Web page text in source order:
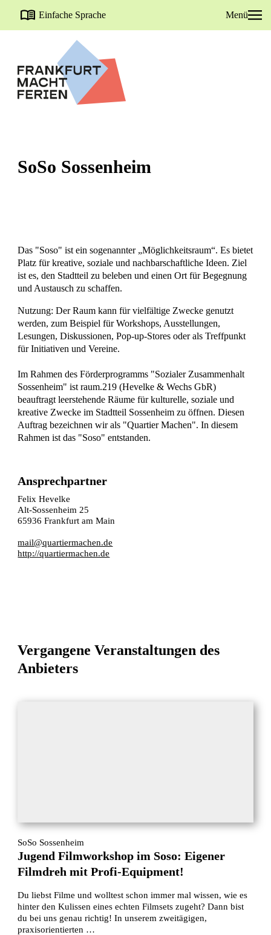
Einfache Sprache Menü
SoSo Sossenheim
Das "Soso" ist ein sogenannter „Möglichkeitsraum“. Es bietet
Platz für kreative, soziale und nachbarschaftliche Ideen. Ziel
ist es, den Stadtteil zu beleben und einen Ort für Begegnung
und Austausch zu schaffen.
Nutzung: Der Raum kann für vielfältige Zwecke genutzt
werden, zum Beispiel für Workshops, Ausstellungen,
Lesungen, Diskussionen, Pop-up-Stores oder als Treffpunkt
für Initiativen und Vereine.
Im Rahmen des Förderprogramms "Sozialer Zusammenhalt
Sossenheim" ist raum.219 (Hevelke & Wechs GbR)
beauftragt leerstehende Räume für kulturelle, soziale und
kreative Zwecke im Stadtteil Sossenheim zu öffnen. Diesen
Auftrag bezeichnen wir als "Quartier Machen". In diesem
Rahmen ist das "Soso" entstanden.
Ansprechpartner
Felix Hevelke
Alt-Sossenheim 25
65936 Frankfurt am Main
mail@quartiermachen.de
http://quartiermachen.de
Vergangene Veranstaltungen des
Anbieters
SoSo Sossenheim
Jugend Filmworkshop im Soso: Eigener
Filmdreh mit Profi-Equipment!
Du liebst Filme und wolltest schon immer mal wissen, wie es
hinter den Kulissen eines echten Filmsets zugeht? Dann bist
du bei uns genau richtig! In unserem zweitägigen,
praxisorientierten …